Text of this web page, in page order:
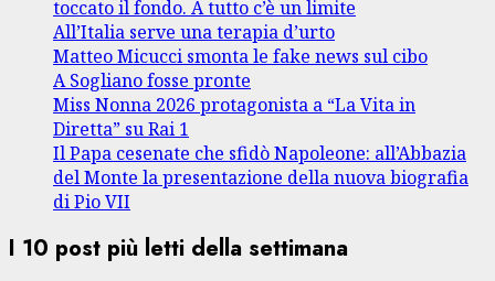
toccato il fondo. A tutto c’è un limite
All’Italia serve una terapia d’urto
Matteo Micucci smonta le fake news sul cibo
A Sogliano fosse pronte
Miss Nonna 2026 protagonista a “La Vita in
Diretta” su Rai 1
Il Papa cesenate che sfidò Napoleone: all’Abbazia
del Monte la presentazione della nuova biografia
di Pio VII
I 10 post più letti della settimana